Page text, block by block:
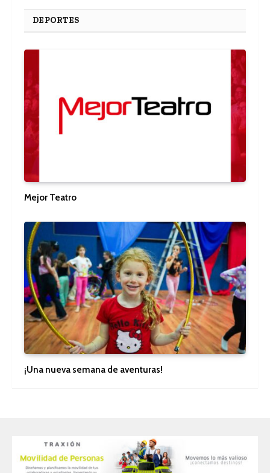
DEPORTES
Mejor Teatro
¡Una nueva semana de aventuras!